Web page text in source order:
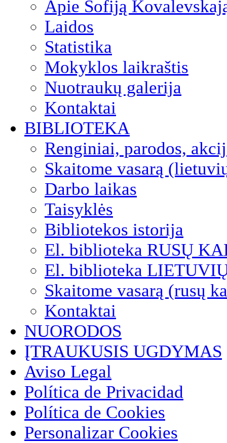
Apie Sofiją
Laidos
Statistika
Mokyklos laikraštis
Nuotraukų galerija
Kontaktai
BIBLIOTEKA
Renginiai, parodos,
Skaitome vasarą
Darbo laikas
Taisyklės
Bibliotekos istorija
El. biblioteka RUSŲ
El. biblioteka
Skaitome vasarą (rusų
Kontaktai
NUORODOS
ĮTRAUKUSIS UGDYMAS
Aviso Legal
Política de Privacidad
Política de Cookies
Personalizar Cookies